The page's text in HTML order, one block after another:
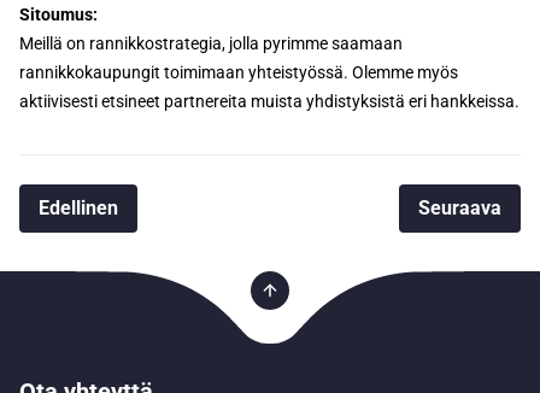
Sitoumus:
Meillä on rannikkostrategia, jolla pyrimme saamaan
rannikkokaupungit toimimaan yhteistyössä. Olemme myös
aktiivisesti etsineet partnereita muista yhdistyksistä eri hankkeissa.
Edellinen Seuraava